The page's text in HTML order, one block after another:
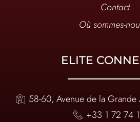
Contact
Où sommes-
ELITE
58-60, Avenue de la Grande
+33 1 72 74